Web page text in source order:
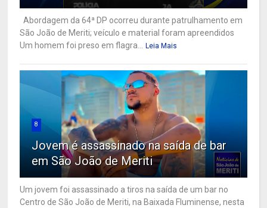
Abordagem da 64ª DP ocorreu durante patrulhamento em
São João de Meriti; veículo e material foram apreendidos
Um homem foi preso em flagra... Leia Mais
8
Jovem é assassinado na saída de bar
em São João de Meriti
Um jovem foi assassinado a tiros na saída de um bar no
Centro de São João de Meriti, na Baixada Fluminense, nesta